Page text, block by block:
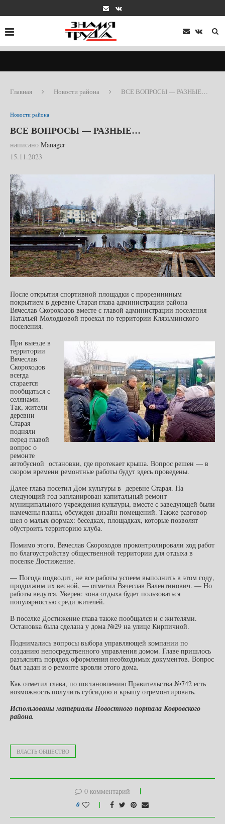
Главная Новости района ВСЕ ВОПРОСЫ — РАЗНЫЕ…
Новости района
ВСЕ ВОПРОСЫ — РАЗНЫЕ…
написано Manager
15.11.2023
После открытия спортивной площадки с прорезининым
покрытием в деревне Старая глава администрации района
Вячеслав Скороходов вместе с главой администрации поселения
Натальей Молодцовой проехал по территории Клязьминского
поселения.
При выезде в
территории
Вячеслав
Скороходов
всегда
старается
пообщаться с
селянами.
Так, жители
деревни
Старая
подняли
перед главой
вопрос о
ремонте
автобусной остановки, где протекает крыша. Вопрос решен — в
скором времени ремонтные работы будут здесь проведены.
Далее глава посетил Дом культуры в деревне Старая. На
следующий год запланирован капитальный ремонт
муниципального учреждения культуры, вместе с заведующей были
намечены планы, обсужден дизайн помещений. Также разговор
шел о малых формах: беседках, площадках, которые позволят
обустроить территорию клуба.
Помимо этого, Вячеслав Скороходов проконтролировали ход работ
по благоустройству общественной территории для отдыха в
поселке Достижение.
— Погода подводит, не все работы успеем выполнить в этом году,
продолжим их весной, — отметил Вячеслав Валентинович. — Но
работы ведутся. Уверен: зона отдыха будет пользоваться
популярностью среди жителей.
В поселке Достижение глава также пообщался и с жителями.
Остановка была сделана у дома №29 на улице Кирпичной.
Поднимались вопросы выбора управляющей компании по
созданию непосредственного управления домом. Главе пришлось
разъяснять порядок оформления необходимых документов. Вопрос
был задан и о ремонте кровли этого дома.
Как отметил глава, по постановлению Правительства №742 есть
возможность получить субсидию и крышу отремонтировать.
Использованы материалы Новостного портала Ковровского
района.
ВЛАСТЬ ОБЩЕСТВО
0 комментарий
0